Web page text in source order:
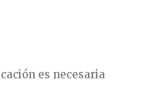
es necesaria